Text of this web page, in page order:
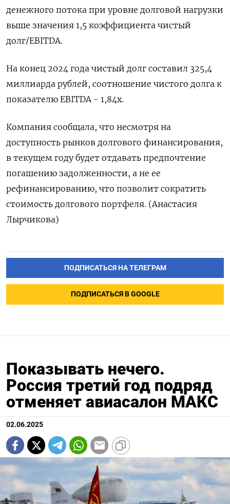
денежного потока при уровне долговой нагрузки
выше значения 1,5 коэффициента чистый
долг/EBITDA.
На конец 2024 года чистый долг составил 325,4
миллиарда рублей, соотношение чистого долга к
показателю EBITDA - 1,84х.
Компания сообщала, что несмотря на
доступность рынков долгового финансирования,
в текущем году будет отдавать предпочтение
погашению задолженности, а не ее
рефинансированию, что позволит сократить
стоимость долгового портфеля. (Анастасия
Лырчикова)
ПОДПИСАТЬСЯ НА ТЕЛЕГРАМ
ПОДПИСАТЬСЯ В GOOGLE
Показывать нечего.
Россия третий год подряд
отменяет авиасалон МАКС
02.06.2025